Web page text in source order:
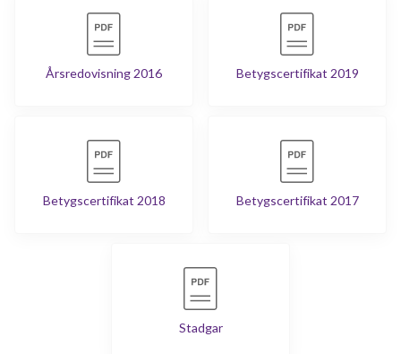
Årsredovisning 2016 Betygscertifikat 2019
Betygscertifikat 2018 Betygscertifikat 2017
Stadgar